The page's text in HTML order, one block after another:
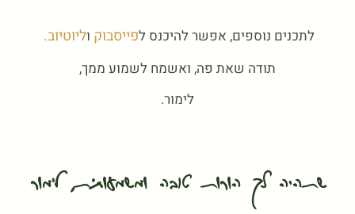
לתכנים נוספים, אפשר להיכנס לפייסבוק וליוטיוב.
תודה שאת פה, ואשמח לשמוע ממך,
לימור.
שתהיה לך הורות טובה ומשמעותית, לימור